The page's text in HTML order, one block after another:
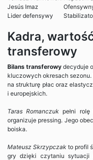
Jesús Imaz
Lider defensywy
Kadra,
transferowy
Bilans transferowy decyduje
kluczowych okresach
na strukturę płac oraz
i europejskich.
Taras Romanczuk pełni
organizuje pressing. Jego
boiska.
Mateusz Skrzypczak to profil
gry dzięki czytaniu sytuacji